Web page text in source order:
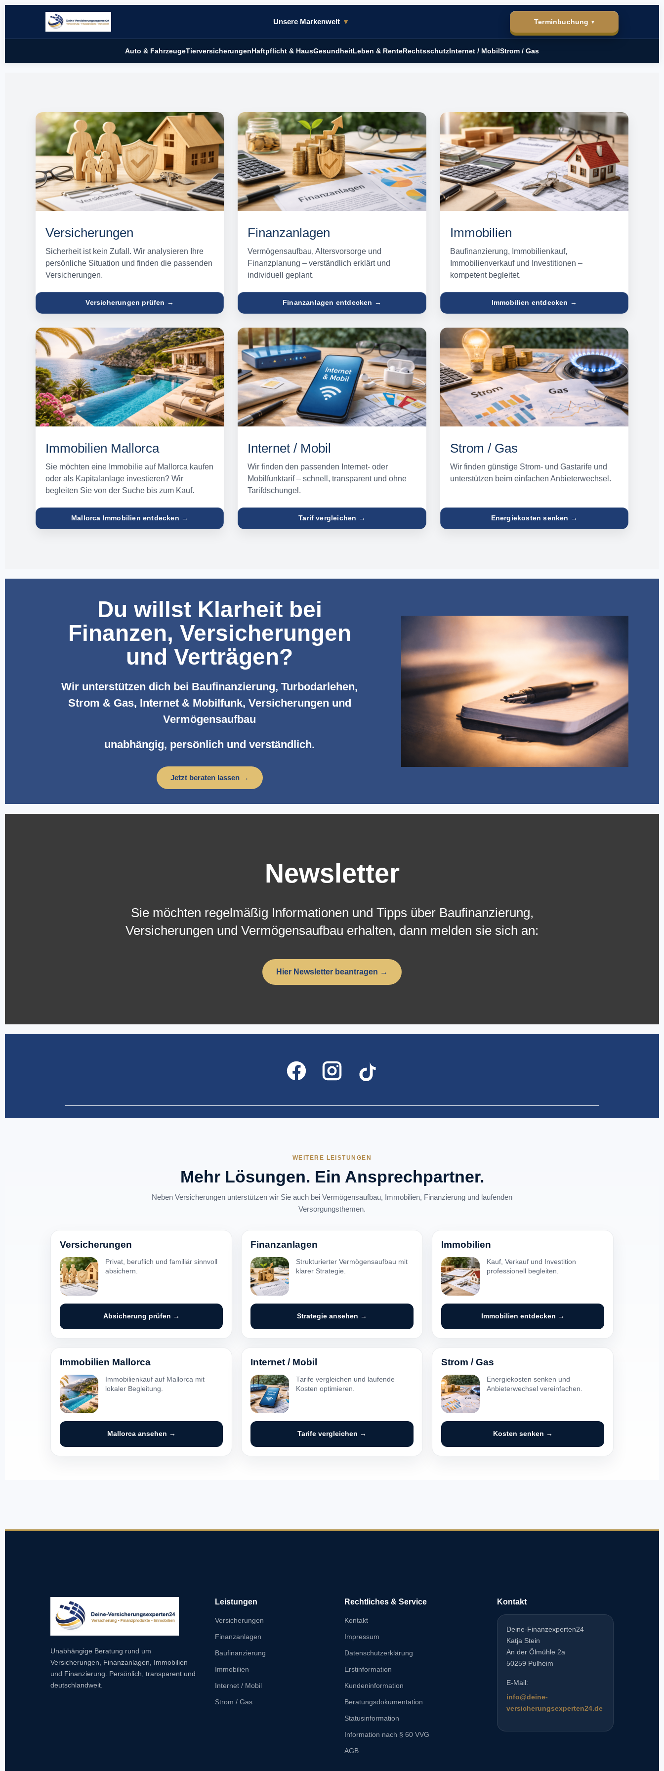
Unsere Markenwelt ▾ Terminbuchung ▾
Auto & FahrzeugeTierversicherungenHaftpflicht & HausGesundheitLeben & RenteRechtsschutzInternet / MobilStrom / Gas
Versicherungen
Sicherheit ist kein Zufall. Wir analysieren Ihre
persönliche Situation und finden die passenden
Versicherungen.
Versicherungen prüfen →
Finanzanlagen
Vermögensaufbau, Altersvorsorge und
Finanzplanung – verständlich erklärt und
individuell geplant.
Finanzanlagen entdecken →
Immobilien
Baufinanzierung, Immobilienkauf,
Immobilienverkauf und Investitionen –
kompetent begleitet.
Immobilien entdecken →
Immobilien Mallorca
Sie möchten eine Immobilie auf Mallorca kaufen
oder als Kapitalanlage investieren? Wir
begleiten Sie von der Suche bis zum Kauf.
Mallorca Immobilien entdecken →
Internet / Mobil
Wir finden den passenden Internet- oder
Mobilfunktarif – schnell, transparent und ohne
Tarifdschungel.
Tarif vergleichen →
Strom / Gas
Wir finden günstige Strom- und Gastarife und
unterstützen beim einfachen Anbieterwechsel.
Energiekosten senken →
Du willst Klarheit bei
Finanzen, Versicherungen
und Verträgen?
Wir unterstützen dich bei Baufinanzierung, Turbodarlehen,
Strom & Gas, Internet & Mobilfunk, Versicherungen und
Vermögensaufbau
unabhängig, persönlich und verständlich.
Jetzt beraten lassen →
Newsletter
Sie möchten regelmäßig Informationen und Tipps über Baufinanzierung,
Versicherungen und Vermögensaufbau erhalten, dann melden sie sich an:
Hier Newsletter beantragen →
WEITERE LEISTUNGEN
Mehr Lösungen. Ein Ansprechpartner.
Neben Versicherungen unterstützen wir Sie auch bei Vermögensaufbau, Immobilien, Finanzierung und laufenden
Versorgungsthemen.
Versicherungen
Privat, beruflich und familiär sinnvoll
absichern.
Absicherung prüfen →
Finanzanlagen
Strukturierter Vermögensaufbau mit
klarer Strategie.
Strategie ansehen →
Immobilien
Kauf, Verkauf und Investition
professionell begleiten.
Immobilien entdecken →
Immobilien Mallorca
Immobilienkauf auf Mallorca mit
lokaler Begleitung.
Mallorca ansehen →
Internet / Mobil
Tarife vergleichen und laufende
Kosten optimieren.
Tarife vergleichen →
Strom / Gas
Energiekosten senken und
Anbieterwechsel vereinfachen.
Kosten senken →
Unabhängige Beratung rund um
Versicherungen, Finanzanlagen, Immobilien
und Finanzierung. Persönlich, transparent und
deutschlandweit.
Leistungen
Versicherungen
Finanzanlagen
Baufinanzierung
Immobilien
Internet / Mobil
Strom / Gas
Rechtliches & Service
Kontakt
Impressum
Datenschutzerklärung
Erstinformation
Kundeninformation
Beratungsdokumentation
Statusinformation
Information nach § 60 VVG
AGB
Kontakt
Deine-Finanzexperten24
Katja Stein
An der Ölmühle 2a
50259 Pulheim
E-Mail:
info@deine-
versicherungsexperten24.de